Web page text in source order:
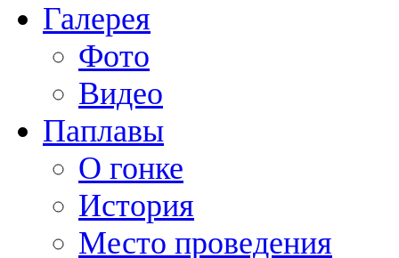
Галерея
Фото
Видео
Паплавы
О гонке
История
Место проведения